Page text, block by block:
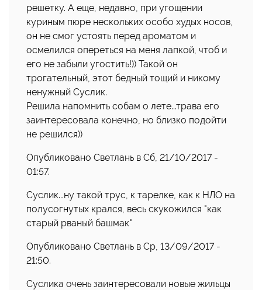
решетку. А еще, недавно, при угощении
куриным пюре нескольких особо худых носов,
он не смог устоять перед ароматом и
осмелился опереться на меня лапкой, чтоб и
его не забыли угостить!)) Такой он
трогательный, этот бедный тощий и никому
ненужный Суслик.
Решила напомнить собам о лете...трава его
заинтересовала конечно, но близко подойти
не решился))
Опубликовано Светлань в Сб, 21/10/2017 -
01:57.
Суслик...ну такой трус, к тарелке, как к НЛО на
полусогнутых крался, весь скукожился "как
старый рваный башмак"
Опубликовано Светлань в Ср, 13/09/2017 -
21:50.
Суслика очень заинтересовали новые жильцы